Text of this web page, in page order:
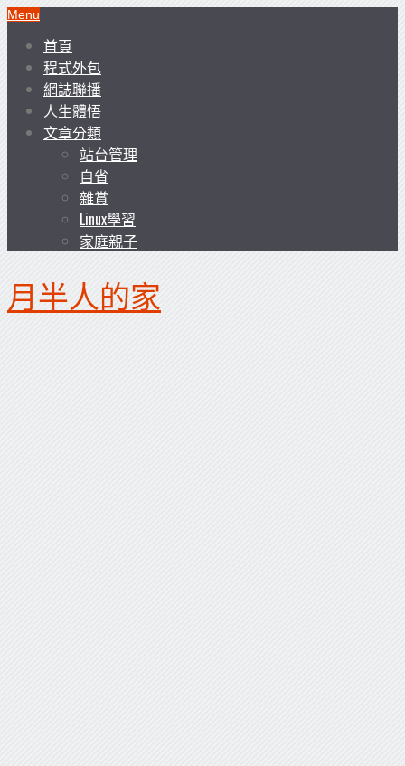
Menu
首頁
程式外包
網誌聯播
人生體悟
文章分類
站台管理
自省
雜賞
Linux學習
家庭親子
月半人的家